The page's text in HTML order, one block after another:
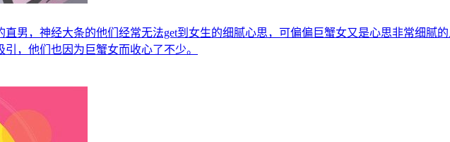
男，神经大条的他们经常无法get到女生的细腻心思，可偏偏巨蟹女又是心思非常细腻
，他们也因为巨蟹女而收心了不少。